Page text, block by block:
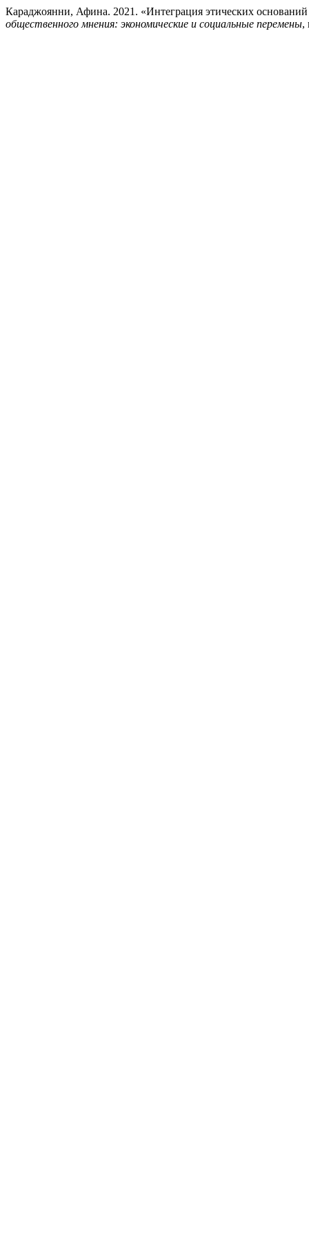
Караджоянни, Афина. 2021. «Интеграция этических
общественного мнения: экономические и социальные перемены,